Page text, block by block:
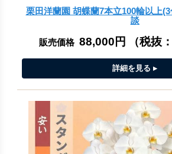
栗田洋蘭園 胡蝶蘭7本立100輪以上
談
販売価格 88,000円 （税抜：